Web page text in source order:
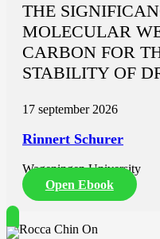
THE
MOLECULAR
CARBON FOR
STABILITY OF
17 september 2026
Rinnert Schurer
Wageningen University
Open Ebook